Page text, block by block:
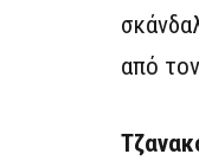
από